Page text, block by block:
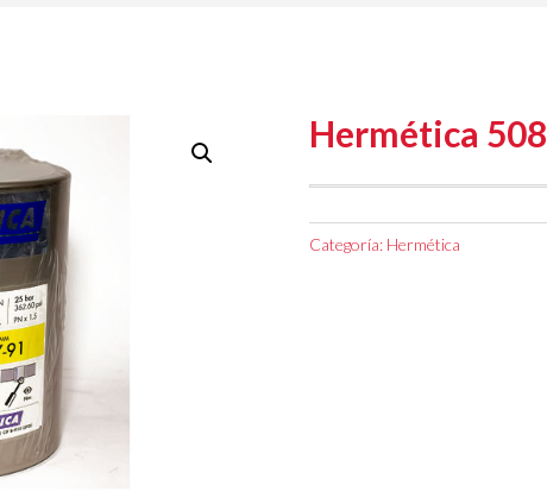
Hermética 508
Categoría: Hermética